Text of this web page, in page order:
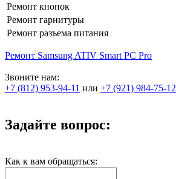
Ремонт кнопок
Ремонт гарнитуры
Ремонт разъема питания
Ремонт Samsung ATIV Smart PC Pro
Звоните нам:
+7 (812) 953-94-11 или +7 (921) 984-75-12
Задайте вопрос:
Как к вам обращаться: